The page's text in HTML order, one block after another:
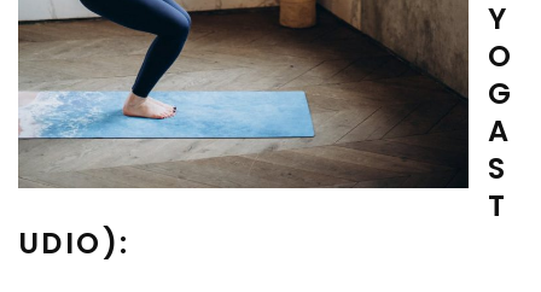
Y
O
G
A
S
T
UDIO):